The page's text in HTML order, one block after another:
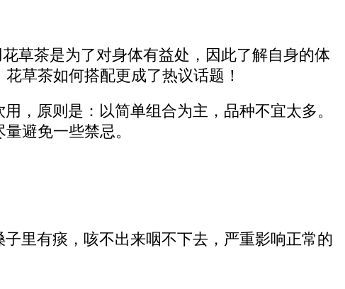
草茶是为了对身体有益处，因此了解自身的体
草茶如何搭配更成了热议话题！
，原则是：以简单组合为主，品种不宜太多。
避免一些禁忌。
里有痰，咳不出来咽不下去，严重影响正常的